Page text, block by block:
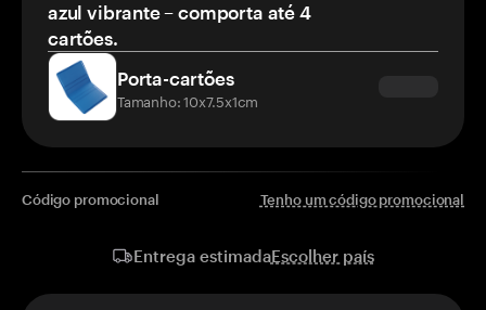
azul vibrante – comporta até 4
cartões.
Porta-cartões
Tamanho: 10x7.5x1cm
Código promocional Tenho um código promocional
Entrega estimadaEscolher país